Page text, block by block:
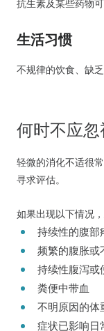
抗生素及某些药物
生活习惯
不规律的饮食、缺
何时不应
轻微的消化不适很
寻求评估。
如果出现以下情况
持续性的腹部
频繁的腹胀或
持续性腹泻或
粪便中带血
不明原因的体
症状已影响日